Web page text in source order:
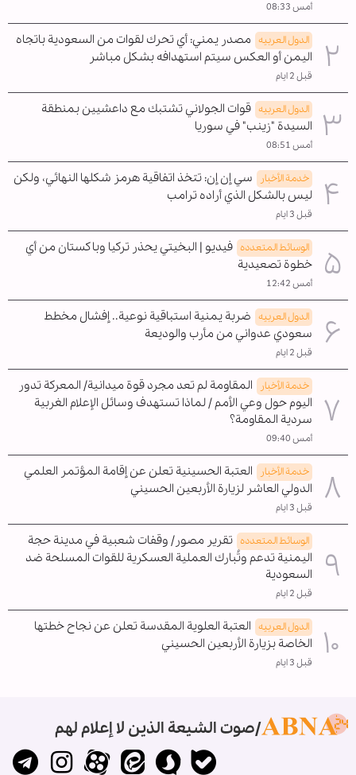
أمس 08:33
الدول العربیه مصدر يمني: أي تحرك لقوات من السعودية باتجاه
اليمن أو العكس سيتم استهدافه بشكل مباشر
قبل 2 ايام
الدول العربیه قوات الجولاني تشتبك مع داعشيين بمنطقة
السيدة "زينب" في سوريا
أمس 08:51
خدمة الأخبار
سي إن إن: تتخذ اتفاقية هرمز شكلها النهائي، ولكن
ليس بالشكل الذي أراده ترامب
قبل 3 ايام
الوسائط المتعدده فيديو | البخيتي يحذر تركيا وباكستان من أي
خطوة تصعيدية
أمس 12:42
الدول العربیه ضربة يمنية استباقية نوعية.. إفشال مخطط
سعودي عدواني من مأرب والوديعة
قبل 2 ايام
خدمة الأخبار
المقاومة لم تعد مجرد قوة ميدانية/ المعركة تدور
اليوم حول وعي الأمم / لماذا تستهدف وسائل الإعلام الغربية
سردية المقاومة؟
أمس 09:40
خدمة الأخبار
العتبة الحسينية تعلن عن إقامة المؤتمر العلمي
الدولي العاشر لزيارة الأربعين الحسيني
قبل 3 ايام
الوسائط المتعدده تقرير مصور/ وقفات شعبية في مدينة حجة
اليمنية تدعم وتُبارك العملية العسكرية للقوات المسلحة ضد
السعودية
قبل 2 ايام
الدول العربیه العتبة العلوية المقدسة تعلن عن نجاح خطتها
الخاصة بزيارة الأربعين الحسيني
قبل 3 ايام
صوت الشيعة الذين لا إعلام لهم